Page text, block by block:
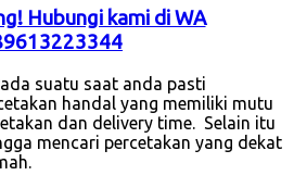
Hubungi kami di WA
suatu saat anda pasti
handal yang memiliki mutu
dan delivery time. Selain itu
mencari percetakan yang dekat